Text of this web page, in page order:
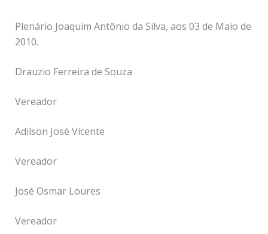
Plenário Joaquim Antônio da Silva, aos 03 de Maio de
2010.
Drauzio Ferreira de Souza
Vereador
Adilson José Vicente
Vereador
José Osmar Loures
Vereador